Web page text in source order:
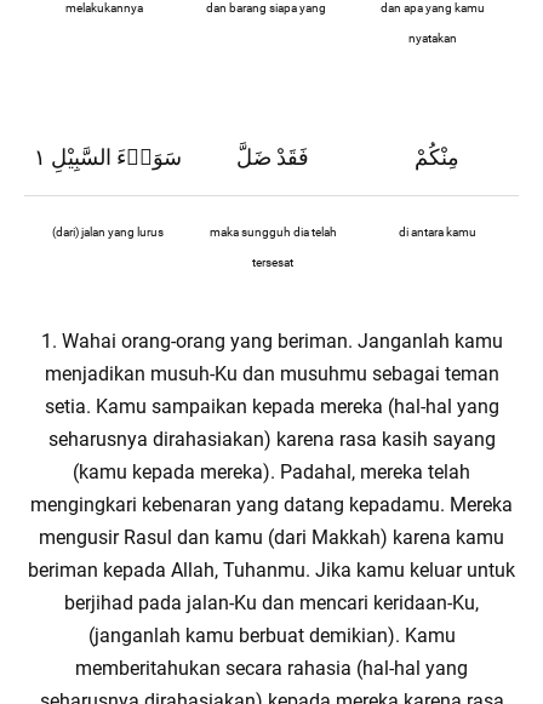
melakukannya dan barang siapa yang dan apa yang kamu
nyatakan
سَوَاۤءَ السَّبِيْلِ ١ فَقَدْ ضَلَّ مِنْكُمْ
(dari) jalan yang lurus maka sungguh dia telah
tersesat
di antara kamu
1. Wahai orang-orang yang beriman. Janganlah kamu
menjadikan musuh-Ku dan musuhmu sebagai teman
setia. Kamu sampaikan kepada mereka (hal-hal yang
seharusnya dirahasiakan) karena rasa kasih sayang
(kamu kepada mereka). Padahal, mereka telah
mengingkari kebenaran yang datang kepadamu. Mereka
mengusir Rasul dan kamu (dari Makkah) karena kamu
beriman kepada Allah, Tuhanmu. Jika kamu keluar untuk
berjihad pada jalan-Ku dan mencari keridaan-Ku,
(janganlah kamu berbuat demikian). Kamu
memberitahukan secara rahasia (hal-hal yang